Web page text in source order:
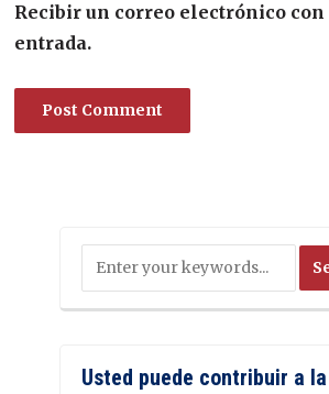
Recibir un correo electrónico con
entrada.
Usted puede contribuir a la